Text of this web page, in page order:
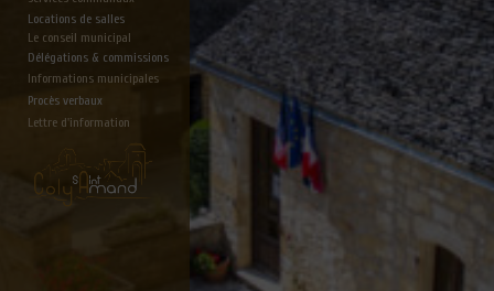
Locations de salles
Le conseil municipal
Délégations & commissions
Informations municipales
Lettre d'information
Procès verbaux